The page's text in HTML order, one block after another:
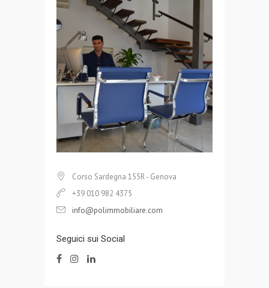
Corso Sardegna 155R - Genova
+39 010 982 4375
info@polimmobiliare.com
Seguici sui Social